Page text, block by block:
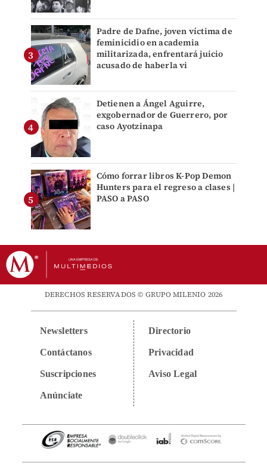
Padre de Dafne, joven víctima de
feminicidio en academia
militarizada, enfrentará juicio
acusado de haberla vi
Detienen a Ángel Aguirre,
exgobernador de Guerrero, por
caso Ayotzinapa
Cómo forrar libros K-Pop Demon
Hunters para el regreso a clases |
PASO a PASO
DERECHOS RESERVADOS © GRUPO MILENIO 2026
Newsletters
Contáctanos
Suscripciones
Anúnciate
Directorio
Privacidad
Aviso Legal